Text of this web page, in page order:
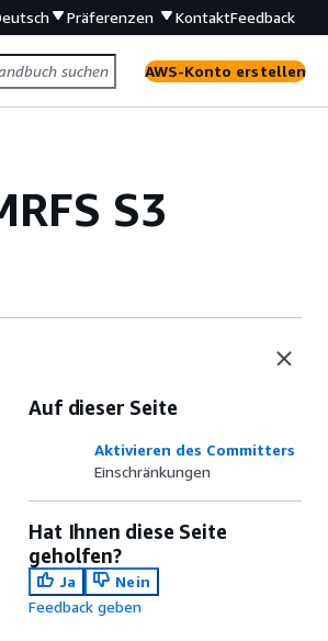
Präferenzen KontaktFeedback
AWS-Konto erstellen
S3
Auf dieser Seite
Aktivieren des Committers
Einschränkungen
Hat Ihnen diese Seite
geholfen?
Ja
Nein
Feedback geben